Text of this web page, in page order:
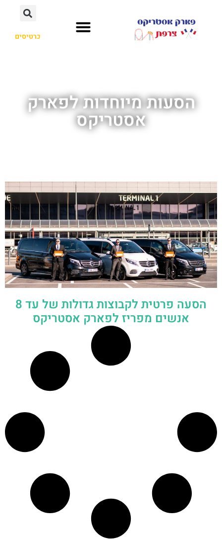
כרטיסים
הסעות מיוחדות לפארק
אסטריקס
הסעה פרטית לקבוצות גדולות של עד 8
אנשים מפריז לפארק אסטריקס